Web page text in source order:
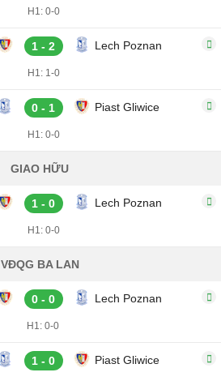
H1: 0-0
1 - 2 Lech Poznan
H1: 1-0
0 - 1 Piast Gliwice
H1: 0-0
GIAO HỮU
1 - 0 Lech Poznan
H1: 0-0
VĐQG BA LAN
0 - 0 Lech Poznan
H1: 0-0
1 - 0 Piast Gliwice